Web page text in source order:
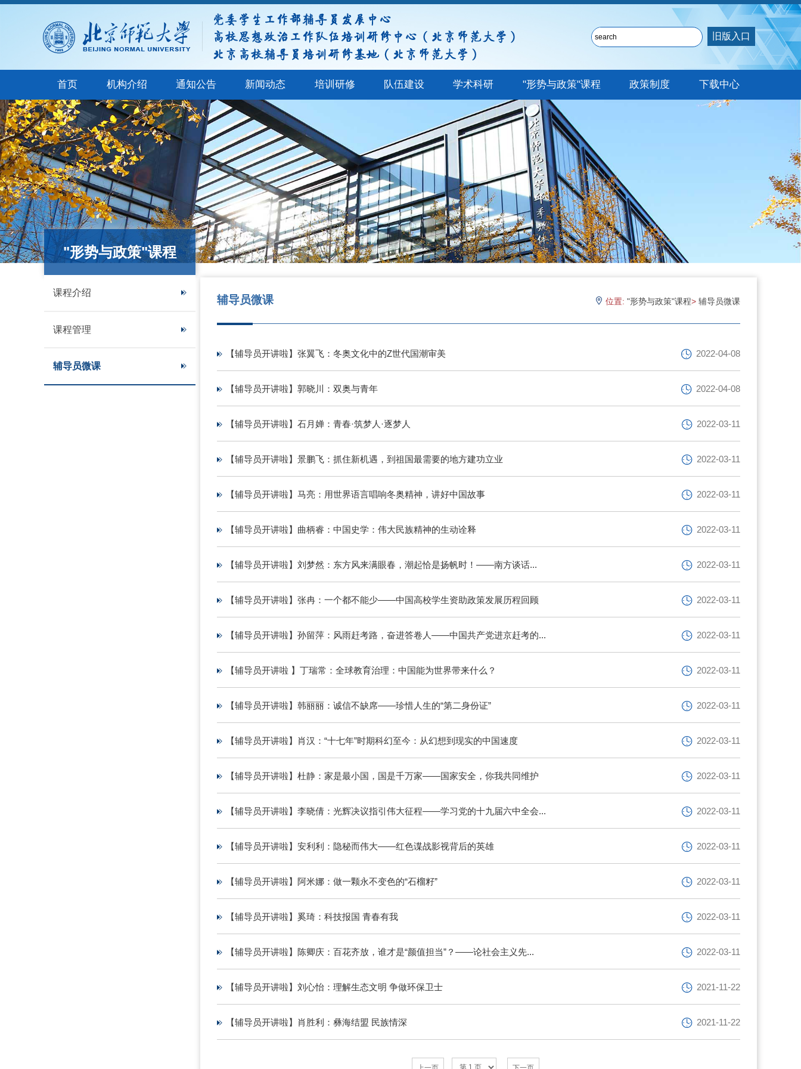
旧版入口
首页 机构介绍 通知公告 新闻动态 培训研修 队伍建设 学术科研 "形势与政策"课程 政策制度 下载中心
"形势与政策"课程
课程介绍
课程管理
辅导员微课
辅导员微课 位置: "形势与政策"课程> 辅导员微课
【辅导员开讲啦】张翼飞：冬奥文化中的Z世代国潮审美 2022-04-08
【辅导员开讲啦】郭晓川：双奥与青年 2022-04-08
【辅导员开讲啦】石月婵：青春·筑梦人·逐梦人 2022-03-11
【辅导员开讲啦】景鹏飞：抓住新机遇，到祖国最需要的地方建功立业 2022-03-11
【辅导员开讲啦】马亮：用世界语言唱响冬奥精神，讲好中国故事 2022-03-11
【辅导员开讲啦】曲柄睿：中国史学：伟大民族精神的生动诠释 2022-03-11
【辅导员开讲啦】刘梦然：东方风来满眼春，潮起恰是扬帆时！——​南方谈话... 2022-03-11
【辅导员开讲啦】张冉：一个都不能少——中国高校学生资助政策发展历程回顾 2022-03-11
【辅导员开讲啦】孙留萍：风雨赶考路，奋进答卷人——中国共产党进京赶考的... 2022-03-11
【辅导员开讲啦 】丁瑞常：全球教育治理：中国能为世界带来什么？ 2022-03-11
【辅导员开讲啦】韩丽丽：诚信不缺席——珍惜人生的“第二身份证” 2022-03-11
【辅导员开讲啦】肖汉：“十七年”时期科幻至今：从幻想到现实的中国速度 2022-03-11
【辅导员开讲啦】杜静：家是最小国，国是千万家——国家安全，你我共同维护 2022-03-11
【辅导员开讲啦】李晓倩：光辉决议指引伟大征程——学习党的十九届六中全会... 2022-03-11
【辅导员开讲啦】安利利：隐秘而伟大——红色谍战影视背后的英雄 2022-03-11
【辅导员开讲啦】阿米娜：做一颗永不变色的“石榴籽” 2022-03-11
【辅导员开讲啦】奚琦：科技报国 青春有我 2022-03-11
【辅导员开讲啦】陈卿庆：百花齐放，谁才是“颜值担当”？——论社会主义先... 2022-03-11
【辅导员开讲啦】刘心怡：理解生态文明 争做环保卫士 2021-11-22
【辅导员开讲啦】肖胜利：彝海结盟 民族情深 2021-11-22